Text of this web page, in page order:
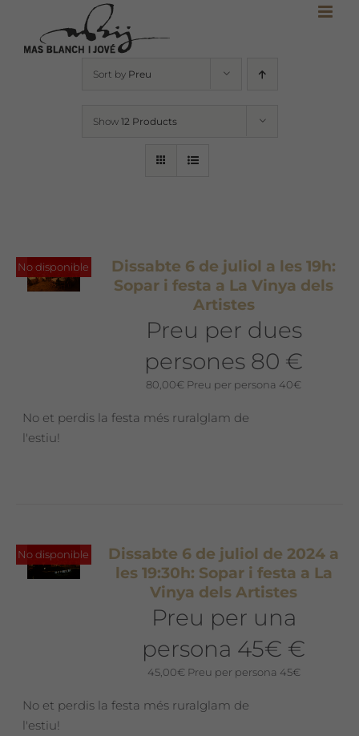
content
Sort by Preu
Show 12 Products
No disponible
Dissabte 6 de juliol a les 19h:
Sopar i festa a La Vinya dels
Artistes
Preu per dues
persones 80 €
80,00€ Preu per persona 40€
No et perdis la festa més ruralglam de
l'estiu!
No disponible
Dissabte 6 de juliol de 2024 a
les 19:30h: Sopar i festa a La
Vinya dels Artistes
Preu per una
persona 45€ €
45,00€ Preu per persona 45€
No et perdis la festa més ruralglam de
l'estiu!